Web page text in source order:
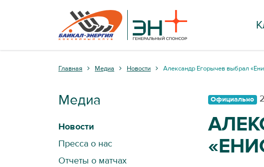
Главная Медиа Новости Александр Егорычев выбрал
Официально
Медиа
Новости
Пресса о нас
Отчеты о матчах